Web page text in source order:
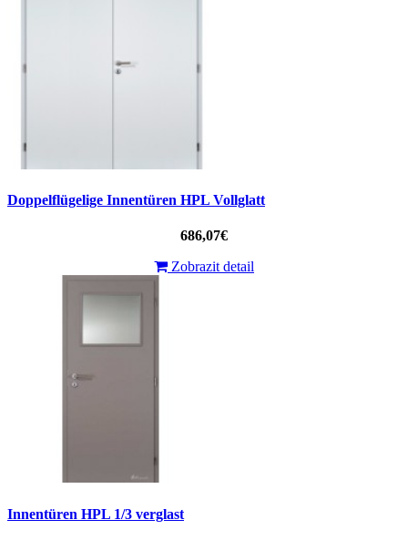
Doppelflügelige Innentüren HPL Vollglatt
686,07€
Zobrazit detail
Innentüren HPL 1/3 verglast